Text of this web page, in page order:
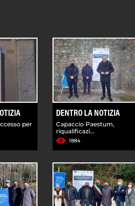
per
DENTRO LA NOTIZIA
Capaccio Paestum,
riqualificazi...
1884